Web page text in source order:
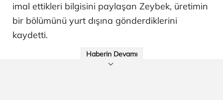
imal ettikleri bilgisini paylaşan Zeybek, üretimin
bir bölümünü yurt dışına gönderdiklerini
kaydetti.
Haberin Devamı